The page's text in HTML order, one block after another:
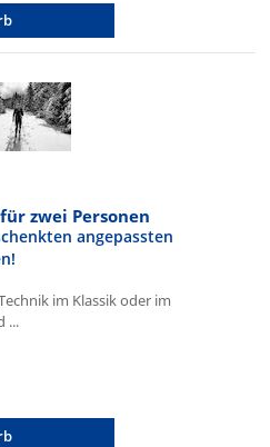
zwei Personen
angepassten
im Klassik oder im
...